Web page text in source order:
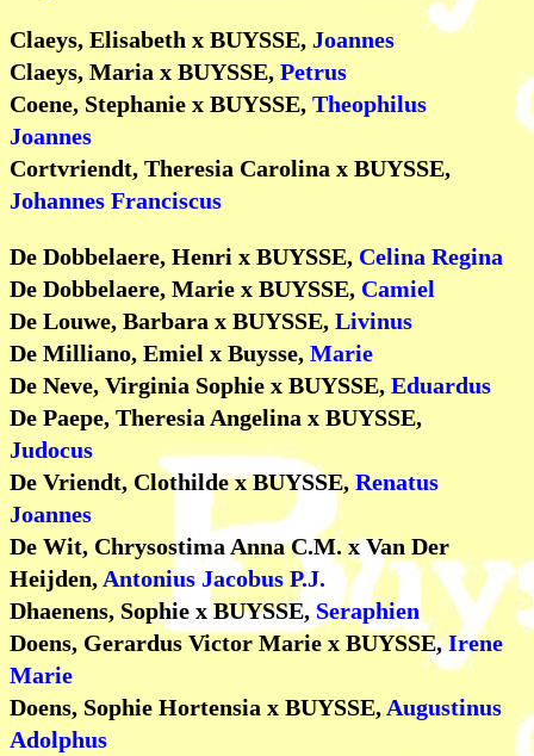
Claeys, Elisabeth x BUYSSE, Joannes
Claeys, Maria x BUYSSE, Petrus
Coene, Stephanie x BUYSSE, Theophilus
Joannes
Cortvriendt, Theresia Carolina x BUYSSE,
Johannes Franciscus
De Dobbelaere, Henri x BUYSSE, Celina Regina
De Dobbelaere, Marie x BUYSSE, Camiel
De Louwe, Barbara x BUYSSE, Livinus
De Milliano, Emiel x Buysse, Marie
De Neve, Virginia Sophie x BUYSSE, Eduardus
De Paepe, Theresia Angelina x BUYSSE,
Judocus
De Vriendt, Clothilde x BUYSSE, Renatus
Joannes
De Wit, Chrysostima Anna C.M. x Van Der
Heijden, Antonius Jacobus P.J.
Dhaenens, Sophie x BUYSSE, Seraphien
Doens, Gerardus Victor Marie x BUYSSE,Irene
Marie
Doens, Sophie Hortensia x BUYSSE, Augustinus
Adolphus